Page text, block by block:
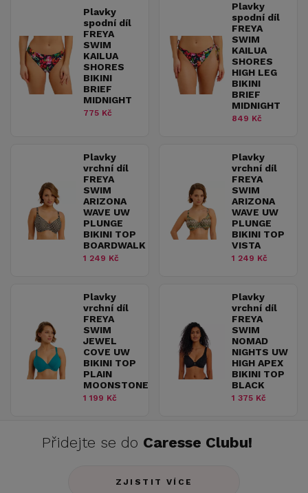
Plavky
spodní díl
FREYA
SWIM
KAILUA
SHORES
BIKINI
BRIEF
MIDNIGHT
775 Kč
Plavky
spodní díl
FREYA
SWIM
KAILUA
SHORES
HIGH LEG
BIKINI
BRIEF
MIDNIGHT
849 Kč
Plavky
vrchní díl
FREYA
SWIM
ARIZONA
WAVE UW
PLUNGE
BIKINI TOP
BOARDWALK
1 249 Kč
Plavky
vrchní díl
FREYA
SWIM
ARIZONA
WAVE UW
PLUNGE
BIKINI TOP
VISTA
1 249 Kč
Plavky
vrchní díl
FREYA
SWIM
JEWEL
COVE UW
BIKINI TOP
PLAIN
MOONSTONE
1 199 Kč
Plavky
vrchní díl
FREYA
SWIM
NOMAD
NIGHTS UW
HIGH APEX
BIKINI TOP
BLACK
1 375 Kč
Přidejte se do Caresse Clubu!
ZJISTIT VÍCE